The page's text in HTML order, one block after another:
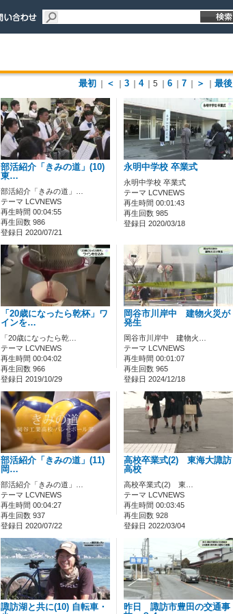
最初
＜ 3 4 ｜5 6 7 ＞ 最後
部活紹介「きみの道」(10)
東…
部活紹介「きみの道」…
テーマ LCVNEWS
再生時間 00:04:55
再生回数 986
登録日 2020/07/21
永明中学校 卒業式
永明中学校 卒業式
テーマ LCVNEWS
再生時間 00:01:43
再生回数 985
登録日 2020/03/18
「20歳になったら乾杯」ワ
インを…
「20歳になったら乾…
テーマ LCVNEWS
再生時間 00:04:02
再生回数 966
登録日 2019/10/29
岡谷市川岸中 建物火災が
発生
岡谷市川岸中 建物火…
テーマ LCVNEWS
再生時間 00:01:07
再生回数 965
登録日 2024/12/18
部活紹介「きみの道」(11)
岡…
部活紹介「きみの道」…
テーマ LCVNEWS
再生時間 00:04:27
再生回数 937
登録日 2020/07/22
高校卒業式(2) 東海大諏訪
高校
高校卒業式(2) 東…
テーマ LCVNEWS
再生時間 00:03:45
再生回数 928
登録日 2022/03/04
諏訪湖と共に(10) 自転車・
昨日 諏訪市豊田の交通事